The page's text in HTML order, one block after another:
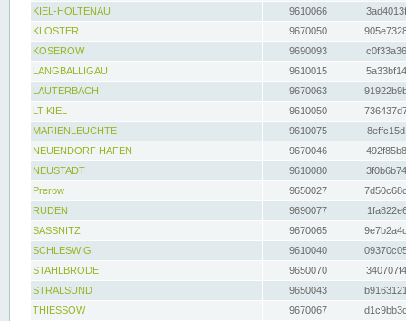
KIEL-HOLTENAU
9610066
KLOSTER
9670050
KOSEROW
9690093
LANGBALLIGAU
9610015
LAUTERBACH
9670063
LT KIEL
9610050
MARIENLEUCHTE
9610075
NEUENDORF HAFEN
9670046
NEUSTADT
9610080
Prerow
9650027
RUDEN
9690077
SASSNITZ
9670065
SCHLESWIG
9610040
STAHLBRODE
9650070
STRALSUND
9650043
THIESSOW
9670067